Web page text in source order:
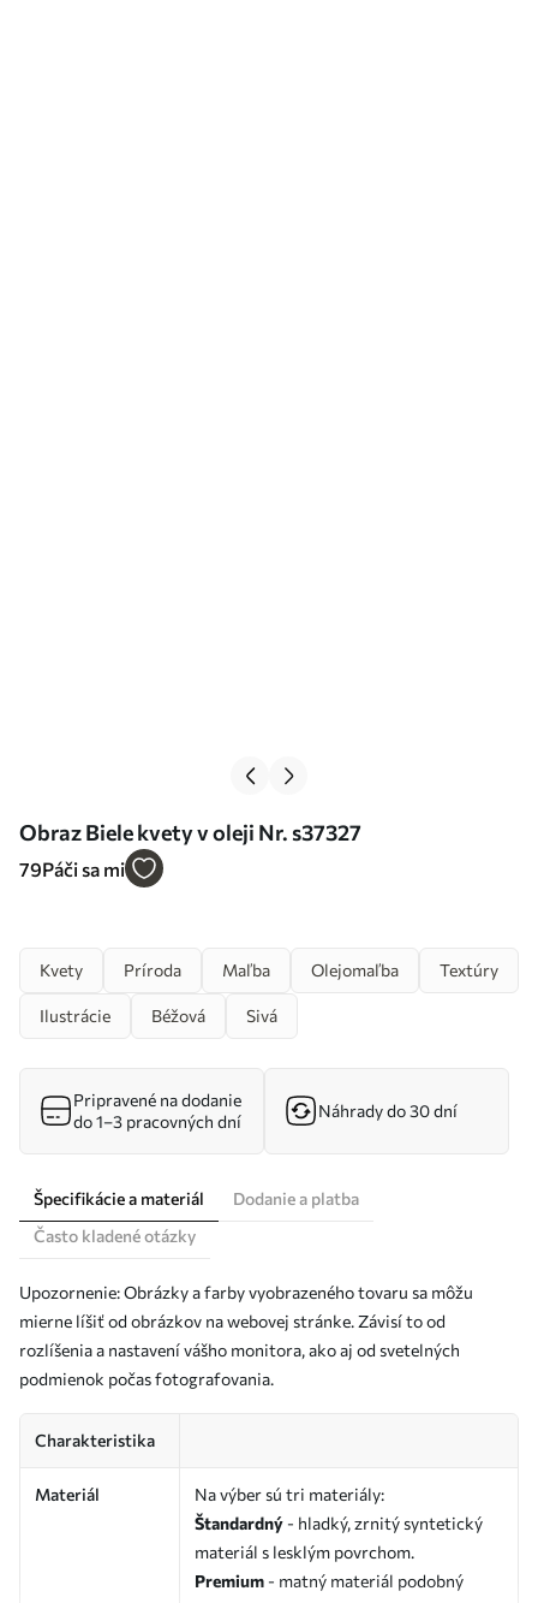
Obraz Biele kvety v oleji Nr. s37327
79Páči sa mi
Kvety Príroda Maľba Olejomaľba Textúry
Ilustrácie Béžová Sivá
Pripravené na dodanie
do 1–3 pracovných dní
Náhrady do 30 dní
Špecifikácie a materiál
Dodanie a platba
Často kladené otázky
Upozornenie: Obrázky a farby vyobrazeného tovaru sa môžu
mierne líšiť od obrázkov na webovej stránke. Závisí to od
rozlíšenia a nastavení vášho monitora, ako aj od svetelných
podmienok počas fotografovania.
Charakteristika
Materiál
Na výber sú tri materiály:
Štandardný - hladký, zrnitý syntetický
materiál s lesklým povrchom.
Premium - matný materiál podobný